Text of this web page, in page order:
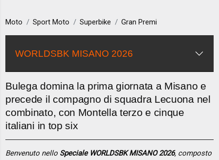
Moto Sport Moto Superbike Gran Premi
WORLDSBK MISANO 2026
Bulega domina la prima giornata a Misano e
precede il compagno di squadra Lecuona nel
combinato, con Montella terzo e cinque
italiani in top six
Benvenuto nello Speciale WORLDSBK MISANO 2026, composto